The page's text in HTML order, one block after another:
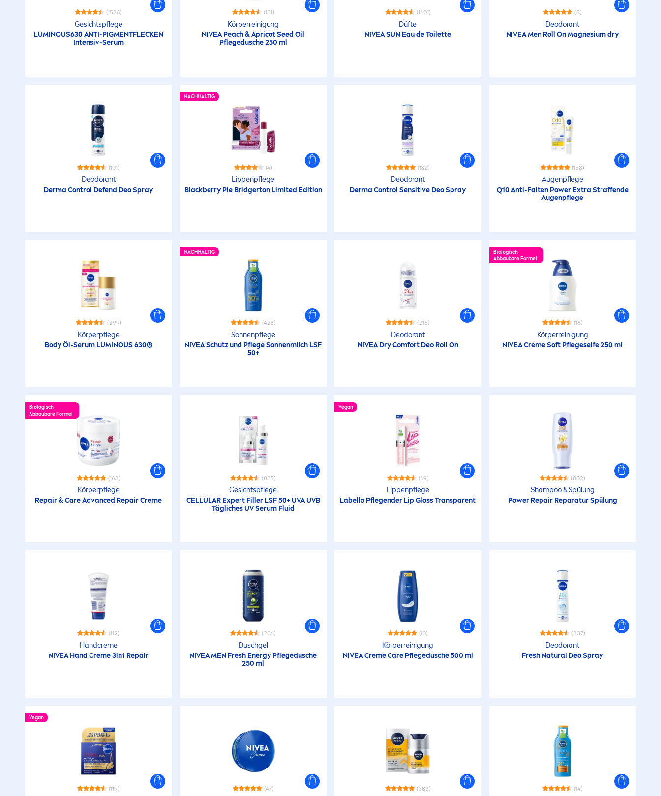
(1526)
Gesichtspflege
LUMINOUS630 ANTI-PIGMENTFLECKEN
Intensiv-Serum
(151)
Körperreinigung
NIVEAPeach & Apricot Seed Oil
Pflegedusche 250 ml
(1401)
Düfte
NIVEASUN Eau de Toilette
(8)
Deodorant
NIVEAMen Roll On Magnesium dry
(101)
Deodorant
Derma Control Defend Deo Spray
NACHHALTIG
(4)
Lippenpflege
Blackberry Pie Bridgerton Limited Edition
(132)
Deodorant
Derma ControlSensitive Deo Spray
(158)
Augenpflege
Q10 Anti-Falten Power Extra Straffende
Augenpflege
(299)
Körperpflege
Body Öl-Serum LUMINOUS 630®
NACHHALTIG
(423)
Sonnenpflege
NIVEASchutz und Pflege Sonnenmilch LSF
50+
(216)
Deodorant
NIVEADry Comfort Deo Roll On
Biologisch
Abbaubare Formel
(16)
Körperreinigung
NIVEACremeSoft Pflegeseife 250 ml
Biologisch
Abbaubare Formel
(163)
Körperpflege
Repair&CareAdvanced RepairCreme
(835)
Gesichtspflege
CELLULARExpert FillerLSF 50+ UVA UVB
Tägliches UV Serum Fluid
Vegan
(49)
Lippenpflege
Labello Pflegender LipGloss Transparent
(802)
Shampoo & Spülung
Power RepairReparatur Spülung
(112)
Handcreme
NIVEAHandCreme3in1 Repair
(206)
Duschgel
NIVEAMEN Fresh Energy Pflegedusche
250 ml
(10)
Körperreinigung
NIVEACremeCarePflegedusche 500 ml
(337)
Deodorant
Fresh Natural Deo Spray
Vegan
(119) (47) (383) (14)